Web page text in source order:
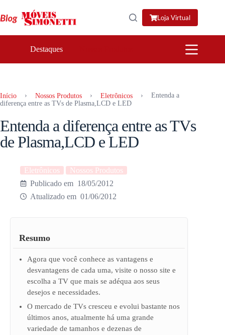
para
o
Loja Virtual
Destaques
Início › Nossos Produtos › Eletrônicos ›
Entenda a
diferença entre as TVs de Plasma,LCD e LED
Entenda a diferença entre as TVs
de Plasma,LCD e LED
Eletrônicos
Nossos Produtos
18/05/2012
01/06/2012
Resumo
Agora que você conhece as vantagens e
desvantagens de cada uma, visite o nosso site e
escolha a TV que mais se adéqua aos seus
desejos e necessidades.
O mercado de TVs cresceu e evolui bastante nos
últimos anos, atualmente há uma grande
variedade de tamanhos e dezenas de